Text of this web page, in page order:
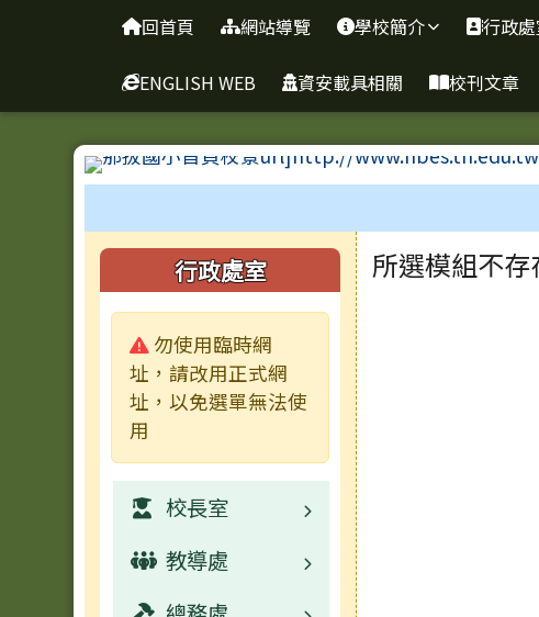
臺南市新化區那拔國民小學
回首頁 網站導覽 學校簡介 行政
ENGLISH WEB 資安載具相關 校刊文章
左邊區域內容
行政處室
警告:
勿使用臨時網
址，請改用正式網
址，以免選單無法使
用
校長室
業務職掌
教導處
主內容區
所選模組不存
頁尾區域